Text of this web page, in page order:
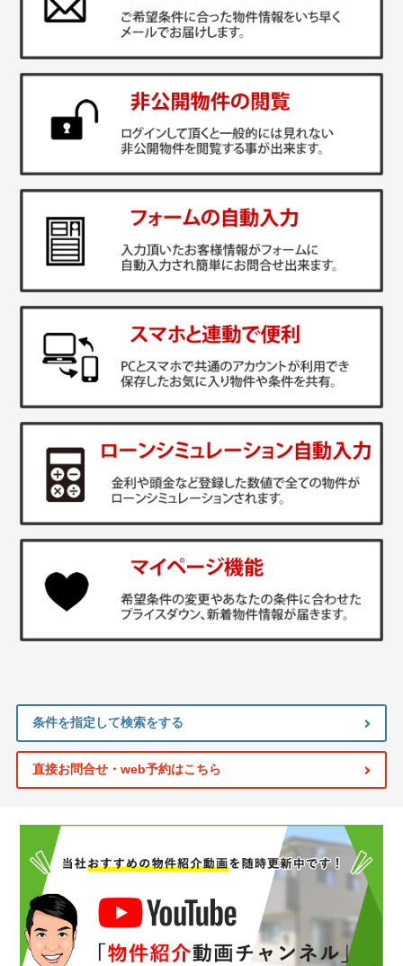
条件を指定して検索をする
直接お問合せ・web予約はこちら